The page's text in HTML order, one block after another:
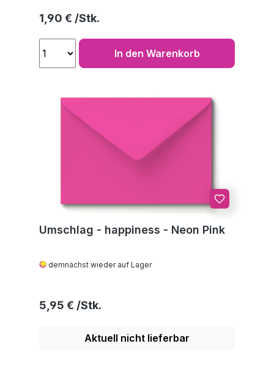
Regulärer Preis:
1,90 €
In den Warenkorb
Umschlag - happiness - Neon Pink
demnächst wieder auf Lager
Regulärer Preis:
5,95 €
Aktuell nicht lieferbar